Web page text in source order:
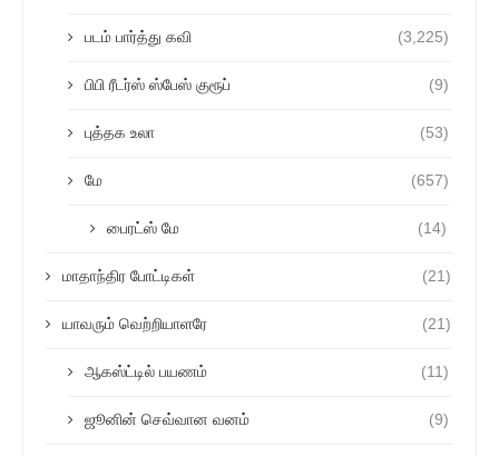
படம் பார்த்து கவி (3,225)
பிபி ரீடர்ஸ் ஸ்பேஸ் குரூப் (9)
புத்தக உலா (53)
மே (657)
பைரட்ஸ் மே (14)
மாதாந்திர போட்டிகள் (21)
யாவரும் வெற்றியாளரே (21)
ஆகஸ்ட்டில் பயணம் (11)
ஜூனின் செவ்வான வனம் (9)